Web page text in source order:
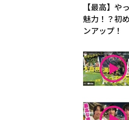
【最高】や
魅力！？初
ンアップ！